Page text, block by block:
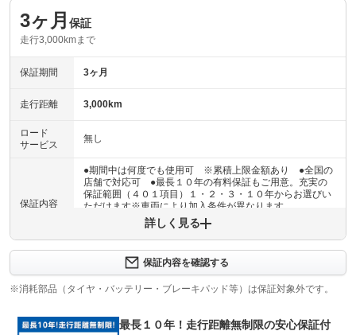
3ヶ月 保証
走行3,000kmまで
保証期間 3ヶ月
走行距離 3,000km
ロード
サービス
無し
保証内容
●期間中は何度でも使用可 ※累積上限金額あり ●全国の
店舗で対応可 ●最長１０年の有料保証もご用意。充実の
保証範囲（４０１項目）１・２・３・１０年からお選びい
ただけます※車両により加入条件が異なります
保証項目
３ヶ月・３０００ｋｍ以内ならエンジン、トランスミッシ
ョン、ハイブリッド、ステアリング、ブレーキの各機構に
おける主要項目を無償修理（または交換）いたします。
修理回数 無制限
詳しく見る
保証内容を確認する
※消耗部品（タイヤ・バッテリー・ブレーキパッド等）は保証対象外です。
最長１０年！走行距離無制限の安心保証付